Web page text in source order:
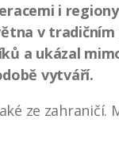
i
v
a ukázal
vytváří.
ze zahraničí.